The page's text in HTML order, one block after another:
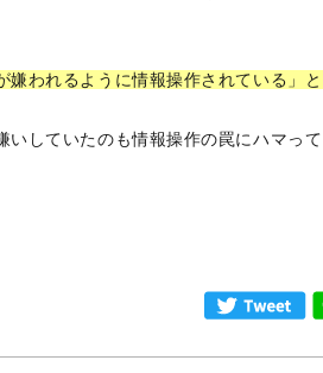
嫌われるように情報操作されている」
いしていたのも情報操作の罠にハマっ